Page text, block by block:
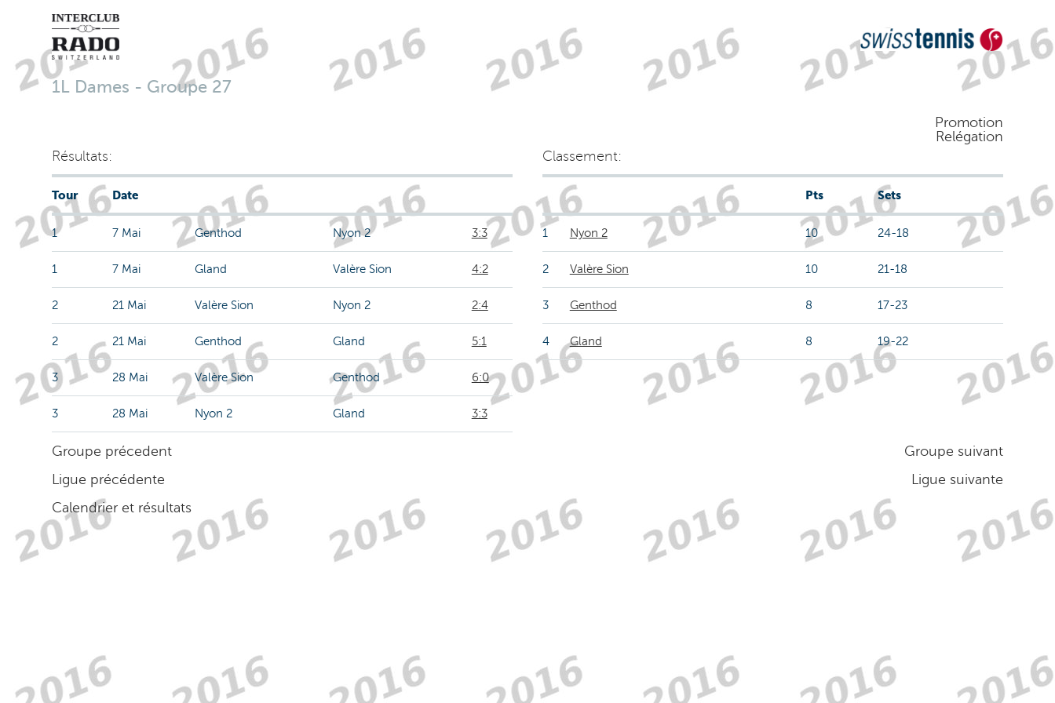
1L Dames - Groupe 27
Promotion
Relégation
Résultats:
Tour Date
1 7 Mai Genthod Nyon 2 3:3
1 7 Mai Gland Valère Sion 4:2
2 21 Mai Valère Sion Nyon 2 2:4
2 21 Mai Genthod Gland 5:1
3 28 Mai Valère Sion Genthod 6:0
3 28 Mai Nyon 2 Gland 3:3
Classement:
Pts Sets
1 Nyon 2 10 24-18
2 Valère Sion 10 21-18
3 Genthod 8 17-23
4 Gland 8 19-22
Groupe précedent
Groupe suivant
Ligue précédente
Ligue suivante
Calendrier et résultats